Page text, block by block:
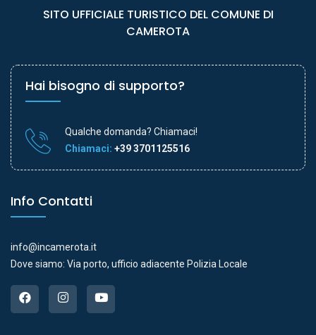
SITO UFFICIALE TURISTICO DEL COMUNE DI
CAMEROTA
Hai bisogno di supporto?
Qualche domanda? Chiamaci!
Chiamaci: +39 3701125516
Info Contatti
info@incamerota.it
Dove siamo: Via porto, ufficio adiacente Polizia Locale